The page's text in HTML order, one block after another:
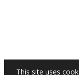
This site uses